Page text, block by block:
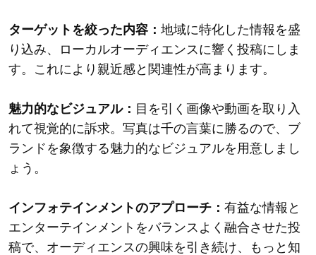
ターゲットを絞った内容： 地域に特化した情報を盛
り込み、ローカルオーディエンスに響く投稿にしま
す。これにより親近感と関連性が高まります。
魅力的なビジュアル： 目を引く画像や動画を取り入
れて視覚的に訴求。写真は千の言葉に勝るので、ブ
ランドを象徴する魅力的なビジュアルを用意しまし
ょう。
インフォテインメントのアプローチ： 有益な情報と
エンターテインメントをバランスよく融合させた投
稿で、オーディエンスの興味を引き続け、もっと知